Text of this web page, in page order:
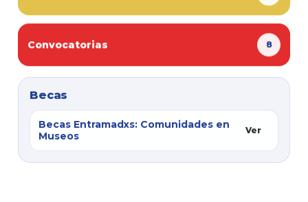
Convocatorias 8
Becas
Becas Entramadxs: Comunidades en
Museos
Ver